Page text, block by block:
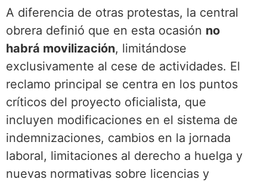
A diferencia de otras protestas, la central
obrera definió que en esta ocasión no
habrá movilización, limitándose
exclusivamente al cese de actividades. El
reclamo principal se centra en los puntos
críticos del proyecto oficialista, que
incluyen modificaciones en el sistema de
indemnizaciones, cambios en la jornada
laboral, limitaciones al derecho a huelga y
nuevas normativas sobre licencias y